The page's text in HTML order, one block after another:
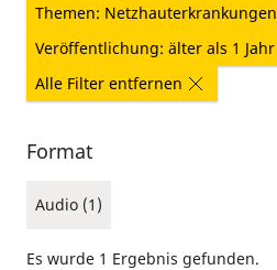
Themen: Netzhauterkrankungen
Veröffentlichung: älter als 1 Jahr
Alle Filter entfernen
Format
Audio (1)
Es wurde 1 Ergebnis gefunden.